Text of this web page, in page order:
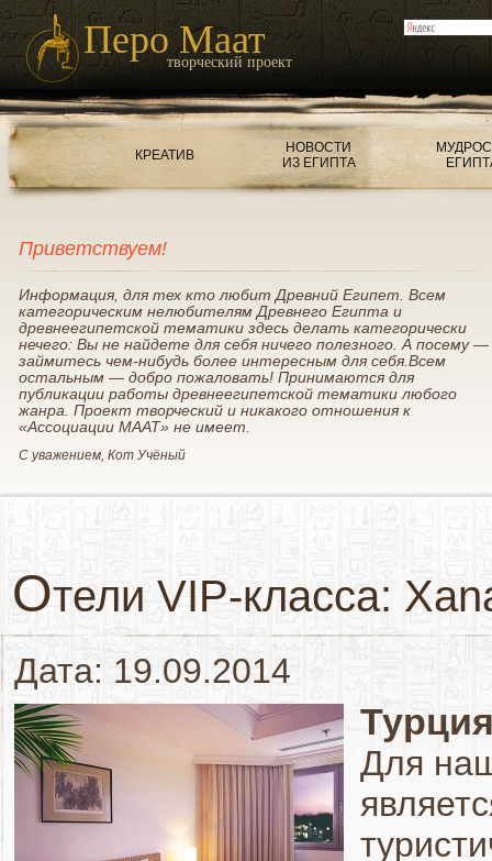
Перо Маат
творческий проект
КРЕАТИВ
НОВОСТИ
ИЗ ЕГИПТА
Приветствуем!
Информация, для тех кто любит Древний Египет. Всем
категорическим нелюбителям Древнего Египта и
древнеегипетской тематики здесь делать категорически
нечего: Вы не найдете для себя ничего полезного. А посему —
займитесь чем-нибудь более интересным для себя.Всем
остальным — добро пожаловать! Принимаются для
публикации работы древнеегипетской тематики любого
жанра. Проект творческий и никакого отношения к
«Ассоциации МААТ» не имеет.
С уважением, Кот Учёный
Отели VIP-класса:
Дата: 19.09.2014
Для